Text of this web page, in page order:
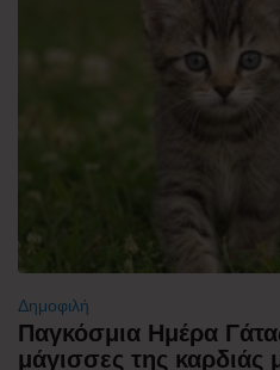
Δημοφιλή
Παγκόσμια Ημέρα
μάγισσες της καρδιάς